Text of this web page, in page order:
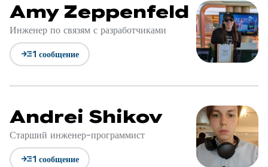
Amy Zeppenfeld
Инженер по связям с разработчиками
read_more1 сообщение
Andrei Shikov
Старший инженер-программист
read_more1 сообщение